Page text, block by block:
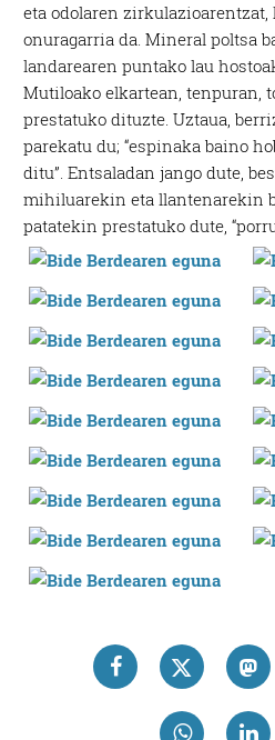
eta odolaren zirkulazioarentzat,
onuragarria da. Mineral poltsa
landarearen puntako lau
Mutiloako elkartean, tenpuran,
prestatuko dituzte. Uztaua,
parekatu du; “espinaka baino
ditu”. Entsaladan jango dute,
mihiluarekin eta llantenarekin
patatekin prestatuko dute,